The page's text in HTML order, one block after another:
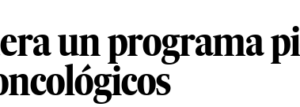
un programa